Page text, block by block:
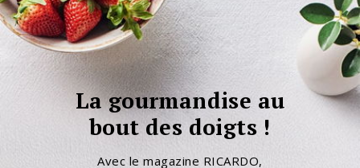
La gourmandise au
bout des doigts !
Avec le magazine RICARDO,